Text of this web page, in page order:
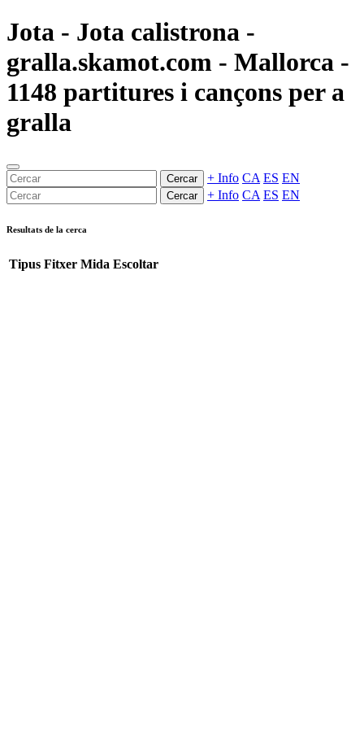
Jota - Jota calistrona -
gralla.skamot.com - Mallorca -
1148 partitures i cançons per a
gralla
Cercar + Info CA ES EN
Cercar + Info CA ES EN
Resultats de la cerca
Tipus Fitxer Mida Escoltar